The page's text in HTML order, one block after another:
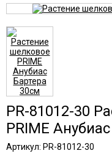
PR-81012-30
PRIME
Артикул: PR-81012-30